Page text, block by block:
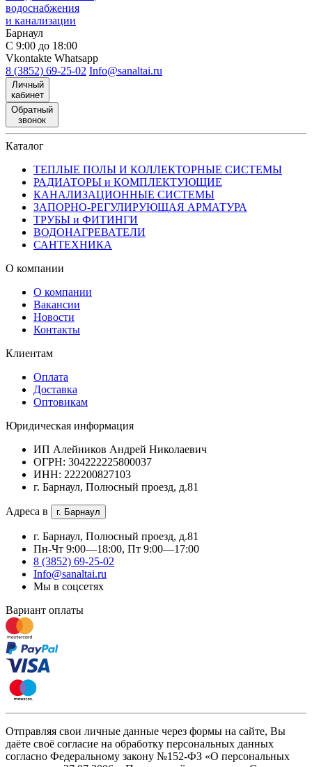
водоснабжения
и канализации
Барнаул
С 9:00 до 18:00
Vkontakte Whatsapp
8 (3852) 69-25-02 Info@sanaltai.ru
Личный
кабинет
Обратный
звонок
Каталог
ТЕПЛЫЕ ПОЛЫ И КОЛЛЕКТОРНЫЕ СИСТЕМЫ
РАДИАТОРЫ и КОМПЛЕКТУЮЩИЕ
КАНАЛИЗАЦИОННЫЕ СИСТЕМЫ
ЗАПОРНО-РЕГУЛИРУЮЩАЯ АРМАТУРА
ТРУБЫ и ФИТИНГИ
ВОДОНАГРЕВАТЕЛИ
САНТЕХНИКА
О компании
О компании
Вакансии
Новости
Контакты
Клиентам
Оплата
Доставка
Оптовикам
Юридическая информация
ИП Алейников Андрей Николаевич
ОГРН: 304222225800037
ИНН: 222200827103
г. Барнаул, Полюсный проезд, д.81
Адреса в г. Барнаул
г. Барнаул, Полюсный проезд, д.81
Пн-Чт 9:00—18:00, Пт 9:00—17:00
8 (3852) 69-25-02
Info@sanaltai.ru
Мы в соцсетях
Вариант оплаты
Отправляя свои личные данные через формы на сайте, Вы
даёте своё согласие на обработку персональных данных
согласно Федеральному закону №152-ФЗ «О персональных